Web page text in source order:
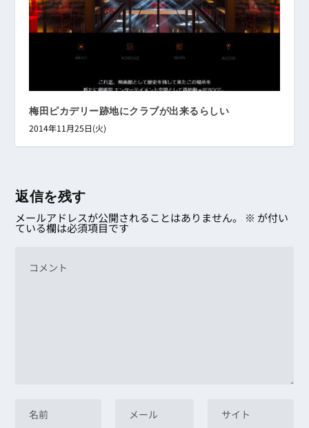
梅田ピカデリー跡地にクラブが出来るらしい
2014年11月25日(火)
返信を残す
メールアドレスが公開されることはありません。 ※ が付い
ている欄は必須項目です